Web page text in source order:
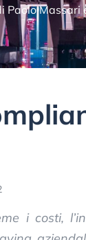
Paolo Massari
i costi,